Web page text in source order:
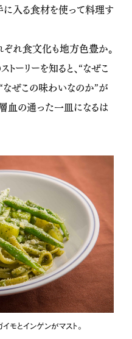
入る食材を使って料理す
ぞれ食文化も地方色豊か。
ーリーを知ると、“なぜこ
ぜこの味わいなのか”が
血の通った一皿になるは
モとインゲンがマスト。